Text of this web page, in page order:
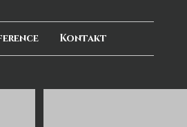
Kontakt